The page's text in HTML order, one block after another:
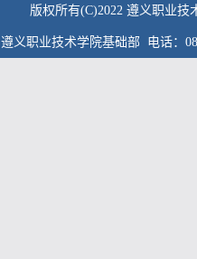
版权所有(C)2022 遵义职业
遵义职业技术学院基础部 电话：